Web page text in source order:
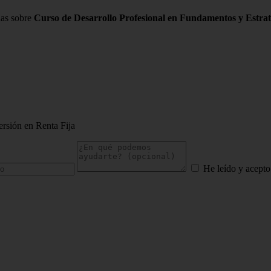
sobre Curso de Desarrollo Profesional en Fundamentos y
en Renta Fija
He leído y